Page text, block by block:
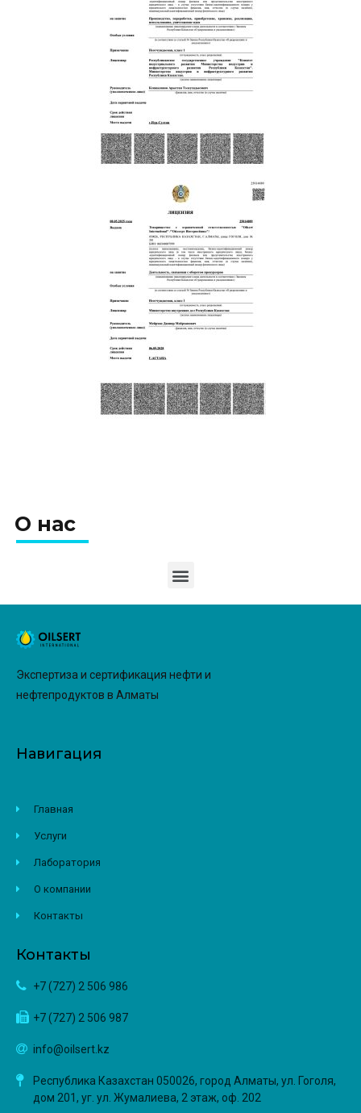
О нас
Экспертиза и сертификация нефти и
нефтепродуктов в Алматы
Навигация
Главная
Услуги
Лаборатория
О компании
Контакты
Контакты
+7 (727) 2 506 986
+7 (727) 2 506 987
info@oilsert.kz
Республика Казахстан 050026, город Алматы, ул. Гоголя,
дом 201, уг. ул. Жумалиева, 2 этаж, оф. 202